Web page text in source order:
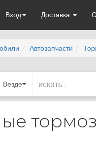
Вход Доставка
Автозапчасти
Везде